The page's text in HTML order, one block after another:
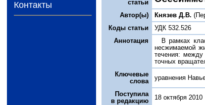
Контакты
статьи
Автор(ы) Князев Д.В.
Коды статьи
УДК 532.526
Аннотация
В рамках
несжимаемой
течения:
точных
Ключевые
слова
уравнения
Поступила
в редакцию
18 октября 2010